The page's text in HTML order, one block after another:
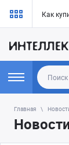
Как
Главная